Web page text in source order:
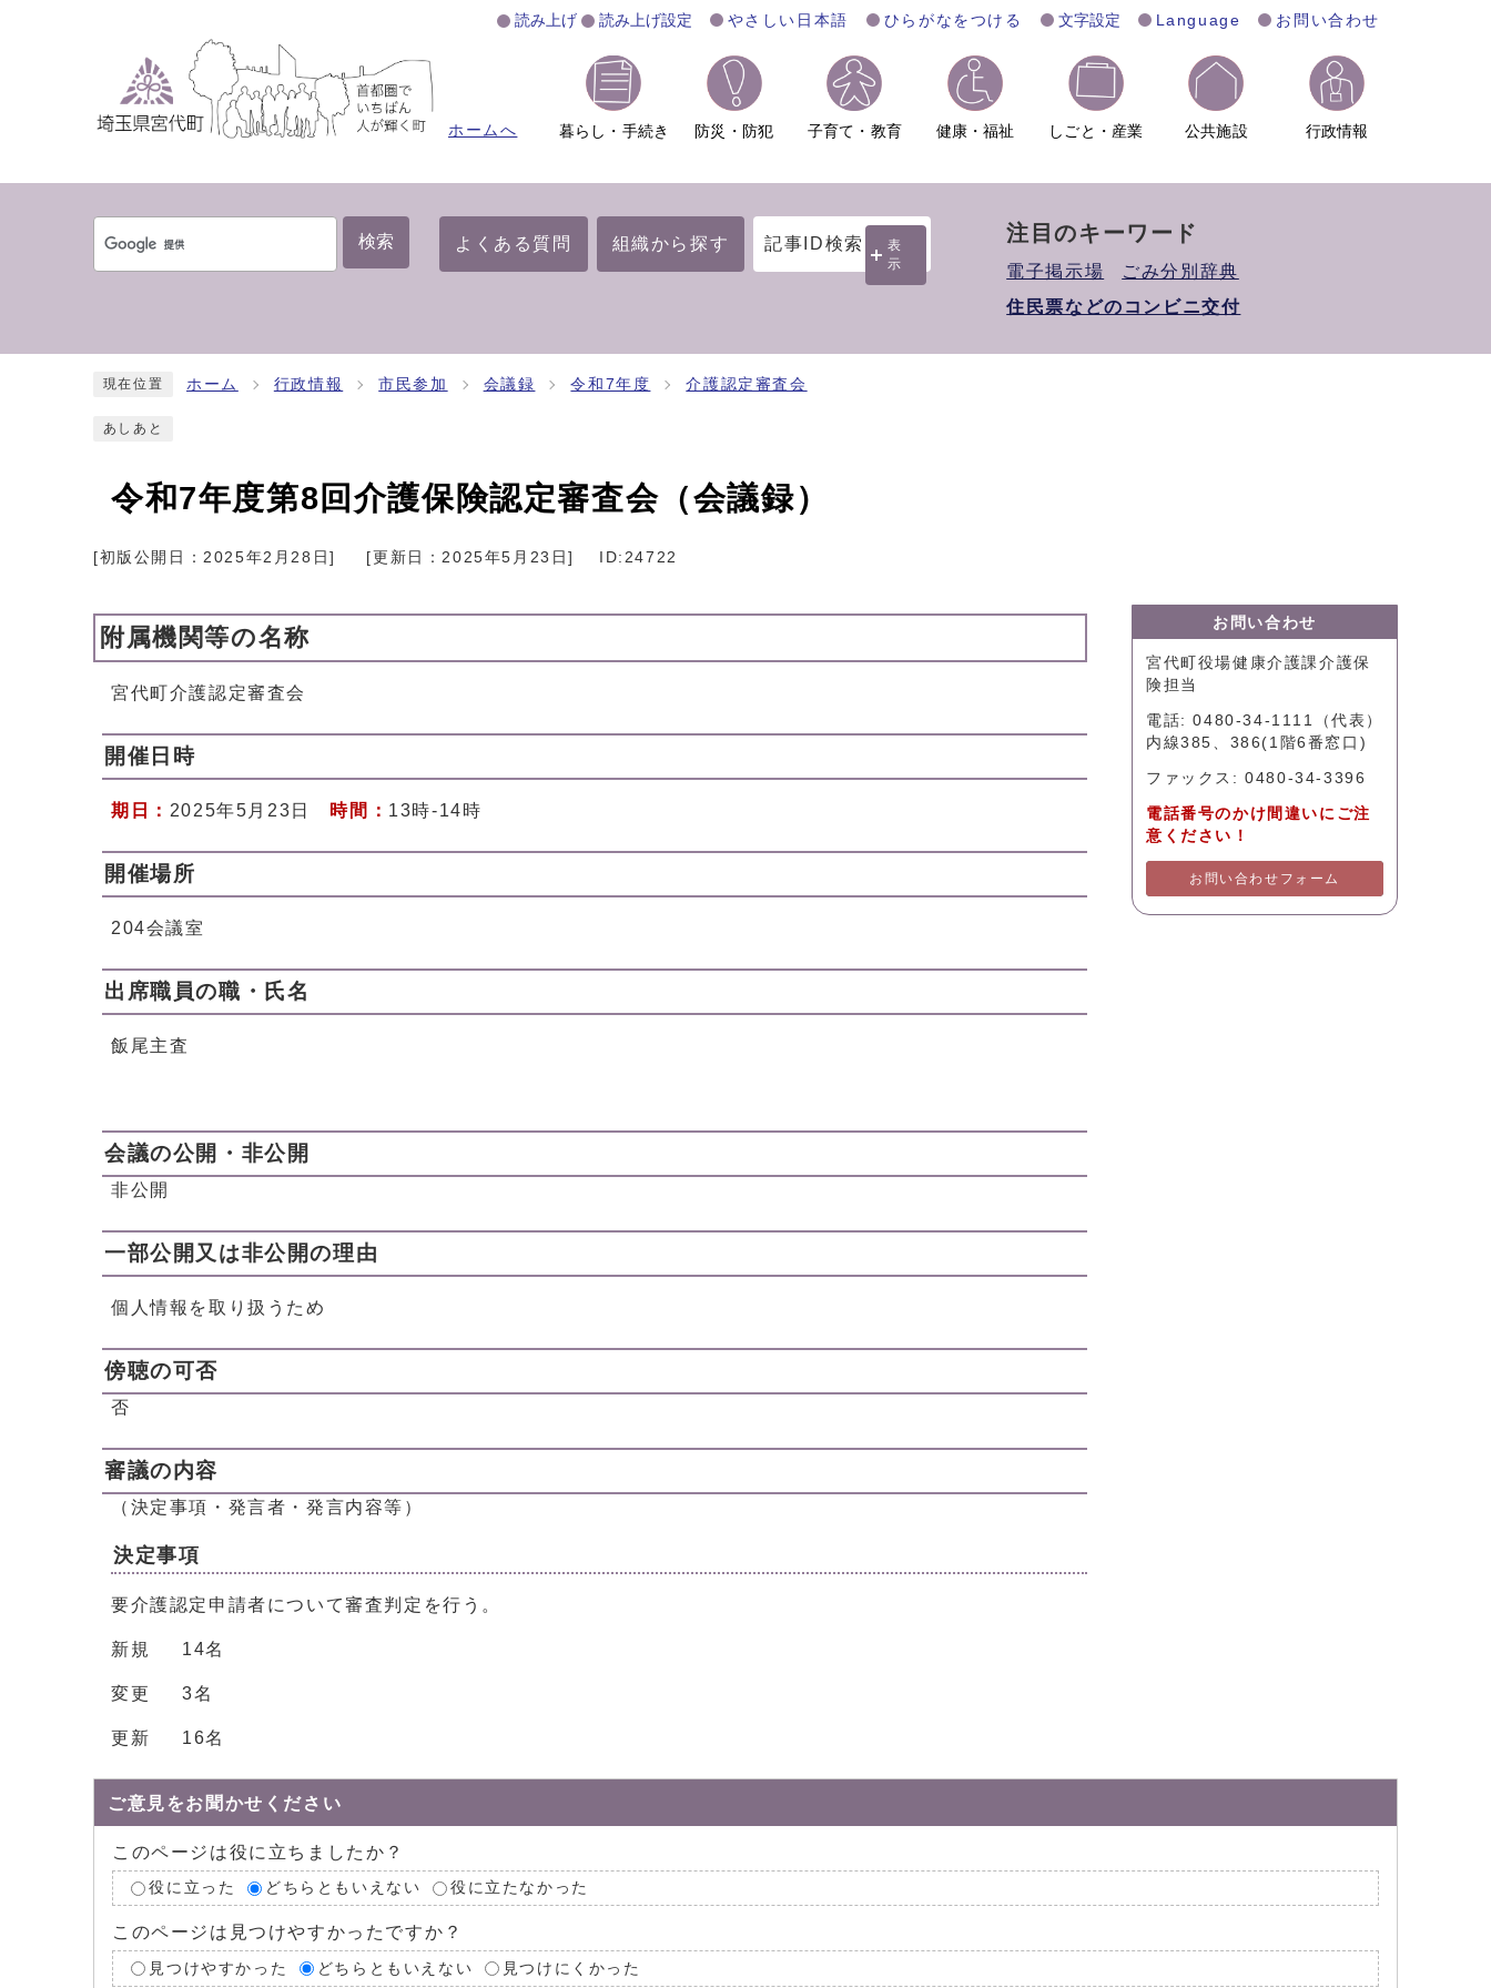
読み上げ 読み上げ設定 やさしい日本語 ひらがなをつける 文字設定 Language お問い合わせ
ホームへ 暮らし・手続き 防災・防犯 子育て・教育 健康・福祉 しごと・産業 公共施設 行政情報
検索 よくある質問 組織から探す 記事ID検索
表
示
注目のキーワード
電子掲示場
ごみ分別辞典
住民票などのコンビニ交付
現在位置 ホーム 行政情報 市民参加 会議録 令和7年度 介護認定審査会
あしあと
令和7年度第8回介護保険認定審査会（会議録）
[初版公開日：2025年2月28日] [更新日：2025年5月23日] ID:24722
附属機関等の名称
宮代町介護認定審査会
開催日時
期日： 2025年5月23日 時間： 13時-14時
開催場所
204会議室
出席職員の職・氏名
飯尾主査
会議の公開・非公開
非公開
一部公開又は非公開の理由
個人情報を取り扱うため
傍聴の可否
否
審議の内容
（決定事項・発言者・発言内容等）
決定事項
要介護認定申請者について審査判定を行う。
新規 14名
変更 3名
更新 16名
お問い合わせ
宮代町役場健康介護課介護保
険担当
電話: 0480-34-1111（代表）
内線385、386(1階6番窓口)
ファックス: 0480-34-3396
電話番号のかけ間違いにご注
意ください！
お問い合わせフォーム
ご意見をお聞かせください
このページは役に立ちましたか？
役に立った どちらともいえない 役に立たなかった
このページは見つけやすかったですか？
見つけやすかった どちらともいえない 見つけにくかった